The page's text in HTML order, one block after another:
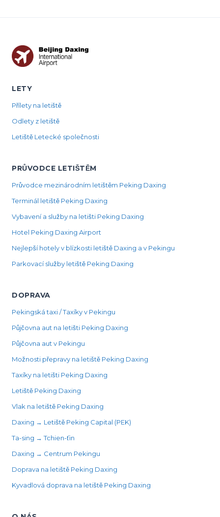
LETY
Přílety na letiště
Odlety z letiště
Letiště Letecké společnosti
PRŮVODCE LETIŠTĚM
Průvodce mezinárodním letištěm Peking Daxing
Terminál letiště Peking Daxing
Vybavení a služby na letišti Peking Daxing
Hotel Peking Daxing Airport
Nejlepší hotely v blízkosti letiště Daxing a v Pekingu
Parkovací služby letiště Peking Daxing
DOPRAVA
Pekingská taxi / Taxíky v Pekingu
Půjčovna aut na letišti Peking Daxing
Půjčovna aut v Pekingu
Možnosti přepravy na letiště Peking Daxing
Taxíky na letišti Peking Daxing
Letiště Peking Daxing
Vlak na letiště Peking Daxing
Daxing → Letiště Peking Capital (PEK)
Ta-sing → Tchien-ťin
Daxing → Centrum Pekingu
Doprava na letiště Peking Daxing
Kyvadlová doprava na letiště Peking Daxing